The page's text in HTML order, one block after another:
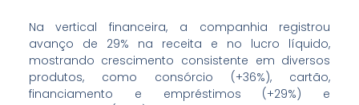
Na vertical financeira, a companhia registrou
avanço de 29% na receita e no lucro líquido,
mostrando crescimento consistente em diversos
produtos, como consórcio (+36%), cartão,
financiamento e empréstimos (+29%) e